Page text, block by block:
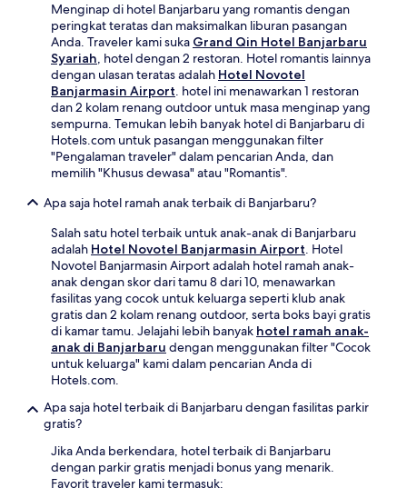
Menginap di hotel Banjarbaru yang romantis dengan
peringkat teratas dan maksimalkan liburan pasangan
Anda. Traveler kami suka Grand Qin Hotel Banjarbaru
Syariah, hotel dengan 2 restoran. Hotel romantis lainnya
dengan ulasan teratas adalah Hotel Novotel
Banjarmasin Airport. hotel ini menawarkan 1 restoran
dan 2 kolam renang outdoor untuk masa menginap yang
sempurna. Temukan lebih banyak hotel di Banjarbaru di
Hotels.com untuk pasangan menggunakan filter
"Pengalaman traveler" dalam pencarian Anda, dan
memilih "Khusus dewasa" atau "Romantis".
Apa saja hotel ramah anak terbaik di Banjarbaru?
Salah satu hotel terbaik untuk anak-anak di Banjarbaru
adalah Hotel Novotel Banjarmasin Airport. Hotel
Novotel Banjarmasin Airport adalah hotel ramah anak-
anak dengan skor dari tamu 8 dari 10, menawarkan
fasilitas yang cocok untuk keluarga seperti klub anak
gratis dan 2 kolam renang outdoor, serta boks bayi gratis
di kamar tamu. Jelajahi lebih banyak hotel ramah anak-
anak di Banjarbaru dengan menggunakan filter "Cocok
untuk keluarga" kami dalam pencarian Anda di
Hotels.com.
Apa saja hotel terbaik di Banjarbaru dengan fasilitas parkir
gratis?
Jika Anda berkendara, hotel terbaik di Banjarbaru
dengan parkir gratis menjadi bonus yang menarik.
Favorit traveler kami termasuk: